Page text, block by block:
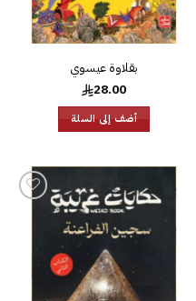
بقلاوة عيسوي
28.00
أضف إلى السلة
الرغبات